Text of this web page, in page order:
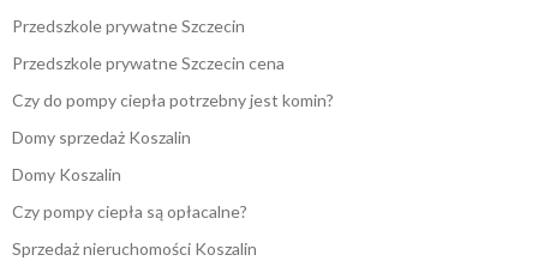
Przedszkole prywatne Szczecin
Przedszkole prywatne Szczecin cena
Czy do pompy ciepła potrzebny jest komin?
Domy sprzedaż Koszalin
Domy Koszalin
Czy pompy ciepła są opłacalne?
Sprzedaż nieruchomości Koszalin